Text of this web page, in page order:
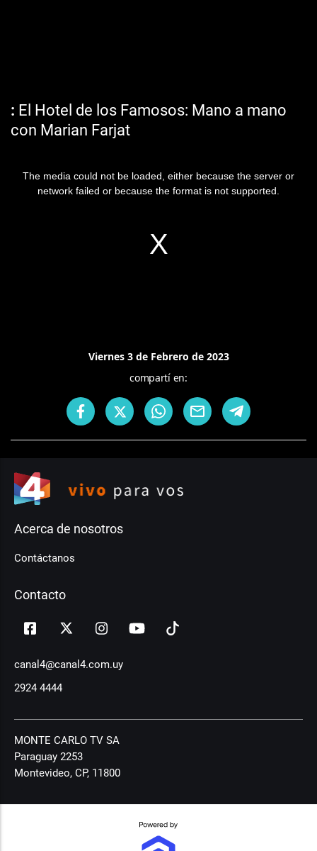
El Hotel de los Famosos: Mano a mano
con Marian Farjat
The media could not be loaded, either because the server or
network failed or because the format is not supported.
Viernes 3 de Febrero de 2023
compartí en:
Acerca de nosotros
Contáctanos
Contacto
canal4@canal4.com.uy
2924 4444
MONTE CARLO TV SA
Paraguay 2253
Montevideo, CP, 11800